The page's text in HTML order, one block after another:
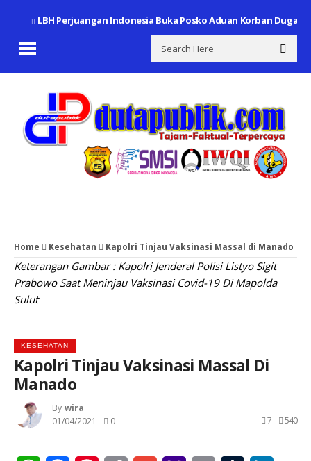
LBH Perjuangan Indonesia Buka Posko Aduan Korban
Home Kesehatan Kapolri Tinjau Vaksinasi Massal di Manado
Keterangan Gambar : Kapolri Jenderal Polisi Listyo Sigit
Prabowo Saat Meninjau Vaksinasi Covid-19 Di Mapolda
Sulut
KESEHATAN
Kapolri Tinjau Vaksinasi Massal Di
Manado
By Wira
01/04/2021
0 540
7